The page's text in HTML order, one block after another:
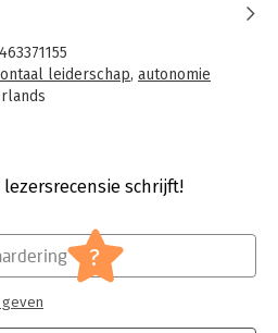
het gemakkelijk fout. De leiders
"Ex"-
hun lot overgelaten. Teams lopen
vallen hardnekkig
zorgt voor niet te onderschatten
weg vooruit. Gebaseerd op
leiderschapsuitdagingen en de
dat klaarligt voor de leiders die
structuur en meer autonomie.
leiderschap, autonomie
schrijft!
?